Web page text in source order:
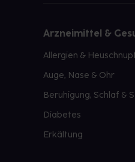
Arzneimittel &
Allergien &
Auge, Nase & Ohr
Beruhigung, Schlaf &
Diabetes
Erkältung